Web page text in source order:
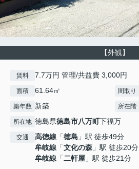
【外観】
賃料 7.7万円 管理/共益費 3,000円
面積 61.64㎡ 間取り
築年数 新築 所在階
所在地 徳島県徳島市八万町下福万
交通 高徳線 「徳島 」駅 徒歩49分
牟岐線 「文化の森 」駅 徒歩20分
牟岐線 「二軒屋 」駅 徒歩21分